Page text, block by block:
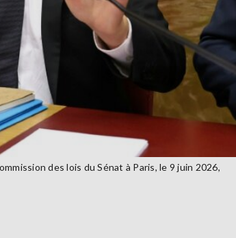
des lois du Sénat à Paris, le 9 juin 2026,